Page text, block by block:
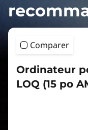
n
1
Comparer
Ordinateur
LOQ (15 po